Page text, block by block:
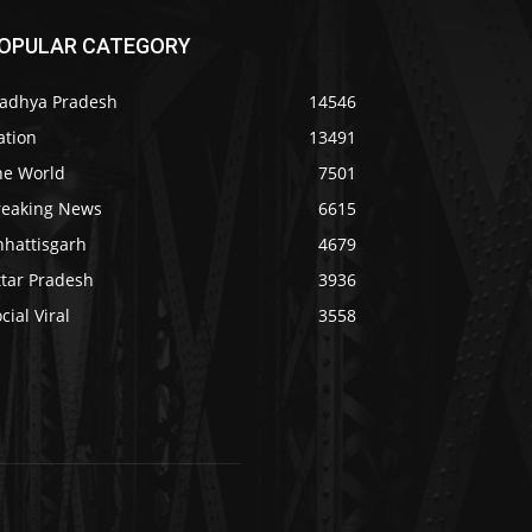
CATEGORY
Pradesh
14546
13491
World
7501
News
6615
4679
Pradesh
3936
Viral
3558